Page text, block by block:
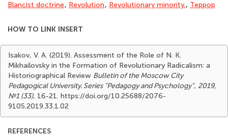
Blancist doctrine, Revolution, Revolutionary minority., Террор
HOW TO LINK INSERT
Isakov, V. A. (2019). Assessment of the Role of N. K.
Mikhailovsky in the Formation of Revolutionary Radicalism: a
Historiographical Review Bulletin of the Moscow City
Pedagogical University. Series "Pedagogy and Psychology", 2019,
№1 (33), 16-21. https://doi.org/10.25688/2076-
9105.2019.33.1.02
REFERENCES